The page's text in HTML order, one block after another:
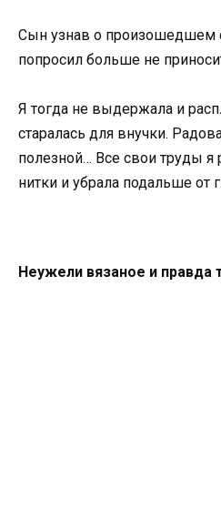
Сын узнав о произошедшем
попросил больше не
Я тогда не выдержала и
старалась для внучки.
полезной… Все свои труды я
нитки и убрала подальше от
Неужели вязаное и правда